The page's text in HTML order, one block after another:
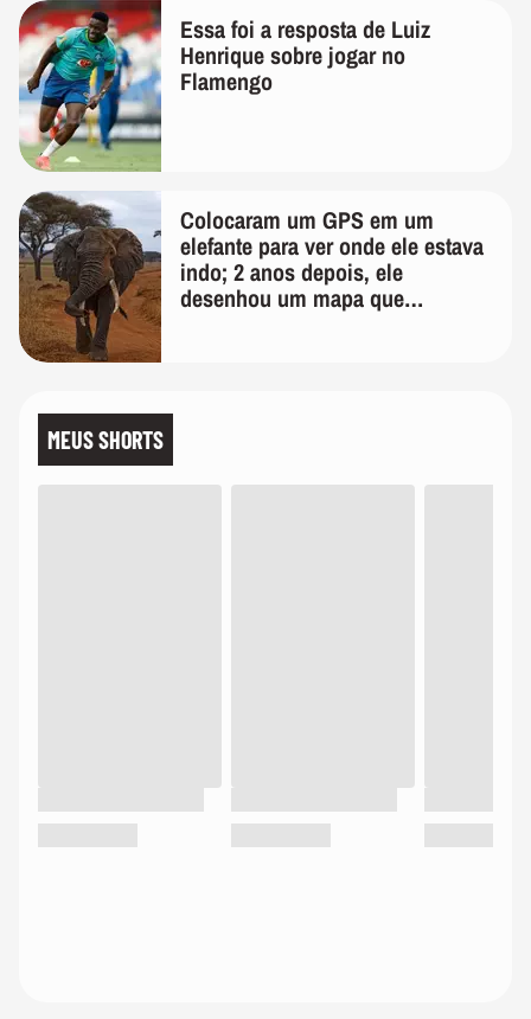
Essa foi a resposta de Luiz
Henrique sobre jogar no
Flamengo
Colocaram um GPS em um
elefante para ver onde ele estava
indo; 2 anos depois, ele
desenhou um mapa que
MEUS SHORTS